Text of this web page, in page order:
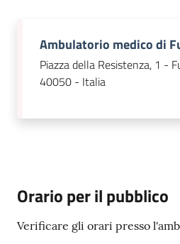
Ambulatorio medico di
Piazza della Resistenza, 1 -
40050 - Italia
Orario per il pubblico
Verificare gli orari presso